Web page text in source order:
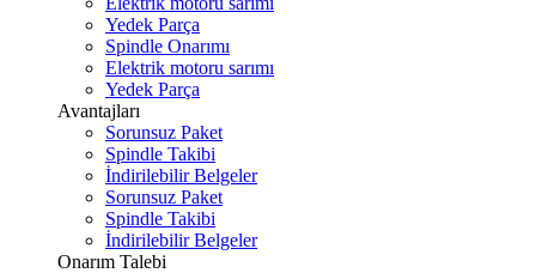
Yedek Parça
Spindle Onarımı
Elektrik motoru sarımı
Yedek Parça
Avantajları
Sorunsuz Paket
Spindle Takibi
İndirilebilir Belgeler
Sorunsuz Paket
Spindle Takibi
İndirilebilir Belgeler
Onarım Talebi